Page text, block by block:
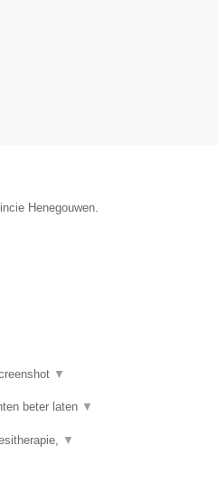
Henegouwen.
▼
beter laten ▼
▼